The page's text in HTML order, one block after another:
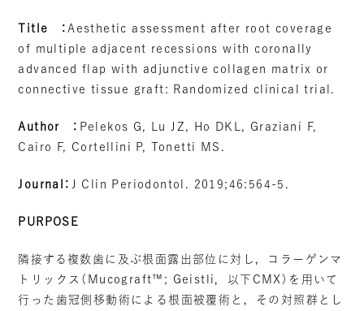
TREATMENTS
VIEW MORE VIEW MORE
VIEW MORE VIEW MORE
Title ： Aesthetic assessment after root coverage
of multiple adjacent recessions with coronally
advanced flap with adjunctive collagen matrix or
connective tissue graft: Randomized clinical trial.
Author ： Pelekos G, Lu JZ, Ho DKL, Graziani F,
Cairo F, Cortellini P, Tonetti MS.
Journal ： J Clin Periodontol. 2019;46:564-5.
PURPOSE
隣接する複数歯に及ぶ根面露出部位に対し，コラーゲンマ
トリックス（Mucograft™; Geistli，以下CMX）を用いて
行った歯冠側移動術による根面被覆術と，その対照群とし